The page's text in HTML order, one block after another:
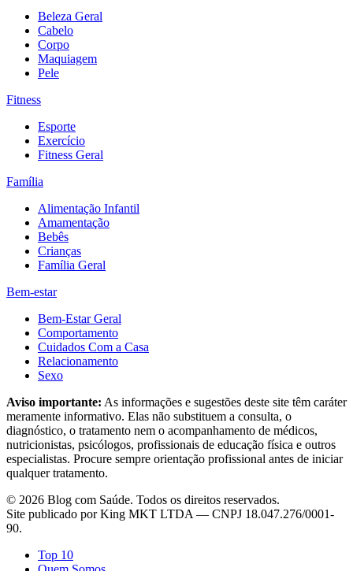
Beleza Geral
Cabelo
Corpo
Maquiagem
Pele
Fitness
Esporte
Exercício
Fitness Geral
Família
Alimentação Infantil
Amamentação
Bebês
Crianças
Família Geral
Bem-estar
Bem-Estar Geral
Comportamento
Cuidados Com a Casa
Relacionamento
Sexo
Aviso importante: As informações e sugestões deste site têm caráter
meramente informativo. Elas não substituem a consulta, o
diagnóstico, o tratamento nem o acompanhamento de médicos,
nutricionistas, psicólogos, profissionais de educação física e outros
especialistas. Procure sempre orientação profissional antes de iniciar
qualquer tratamento.
© 2026 Blog com Saúde. Todos os direitos reservados.
Site publicado por King MKT LTDA — CNPJ 18.047.276/0001-
90.
Top 10